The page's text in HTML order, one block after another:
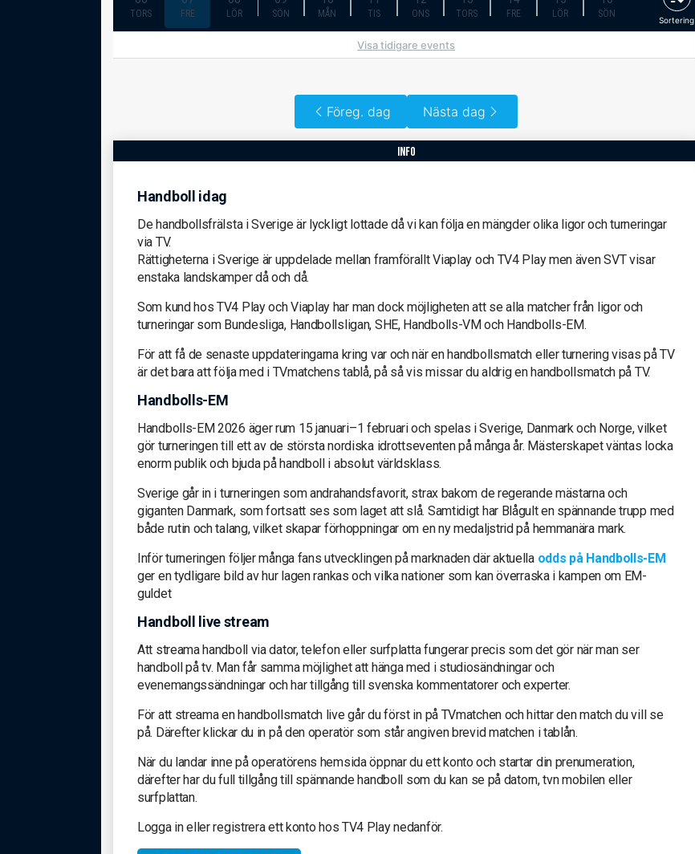
TORS FRE LÖR SÖN MÅN TIS ONS TORS FRE LÖR SÖN
Sortering
Visa tidigare events
Föreg. dag Nästa dag
info
Handboll idag
De handbollsfrälsta i Sverige är lyckligt lottade då vi kan följa en mängder olika ligor och turneringar
via TV.
Rättigheterna i Sverige är uppdelade mellan framförallt Viaplay och TV4 Play men även SVT visar
enstaka landskamper då och då.
Som kund hos TV4 Play och Viaplay har man dock möjligheten att se alla matcher från ligor och
turneringar som Bundesliga, Handbollsligan, SHE, Handbolls-VM och Handbolls-EM.
För att få de senaste uppdateringarna kring var och när en handbollsmatch eller turnering visas på TV
är det bara att följa med i TVmatchens tablå, på så vis missar du aldrig en handbollsmatch på TV.
Handbolls-EM
Handbolls-EM 2026 äger rum 15 januari–1 februari och spelas i Sverige, Danmark och Norge, vilket
gör turneringen till ett av de största nordiska idrottseventen på många år. Mästerskapet väntas locka
enorm publik och bjuda på handboll i absolut världsklass.
Sverige går in i turneringen som andrahandsfavorit, strax bakom de regerande mästarna och
giganten Danmark, som fortsatt ses som laget att slå. Samtidigt har Blågult en spännande trupp med
både rutin och talang, vilket skapar förhoppningar om en ny medaljstrid på hemmanära mark.
Inför turneringen följer många fans utvecklingen på marknaden där aktuella odds på Handbolls-EM
ger en tydligare bild av hur lagen rankas och vilka nationer som kan överraska i kampen om EM-
guldet
Handboll live stream
Att streama handboll via dator, telefon eller surfplatta fungerar precis som det gör när man ser
handboll på tv. Man får samma möjlighet att hänga med i studiosändningar och
evenemangssändningar och har tillgång till svenska kommentatorer och experter.
För att streama en handbollsmatch live går du först in på TVmatchen och hittar den match du vill se
på. Därefter klickar du in på den operatör som står angiven brevid matchen i tablån.
När du landar inne på operatörens hemsida öppnar du ett konto och startar din prenumeration,
därefter har du full tillgång till spännande handboll som du kan se på datorn, tvn mobilen eller
surfplattan.
Logga in eller registrera ett konto hos TV4 Play nedanför.